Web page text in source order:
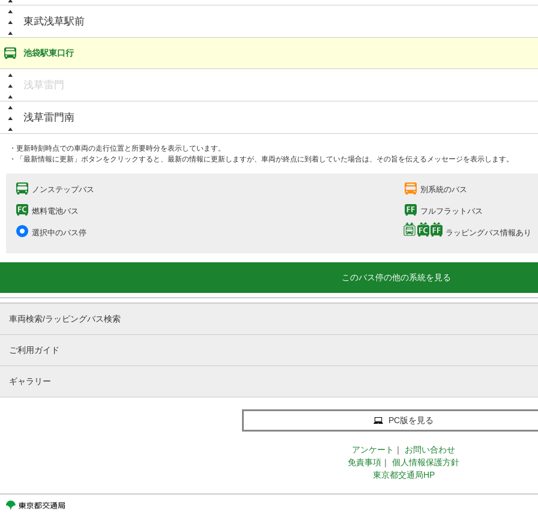
東武浅草駅前
池袋駅東口行
浅草雷門
浅草雷門南
・更新時刻時点での車両の走行位置と所要時分を表示しています。
・「最新情報に更新」ボタンをクリックすると、最新の情報に更新しますが、車両が終点に到着していた場合は、その旨を伝えるメッセージを表示します。
ノンステップバス 別系統のバス
燃料電池バス フルフラットバス
選択中のバス停 ラッピングバス情報あり
このバス停の他の系統を見る
車両検索/ラッピングバス検索
ご利用ガイド
ギャラリー
PC版を見る
アンケート ｜
お問い合わせ
免責事項 ｜
個人情報保護方針
東京都交通局HP